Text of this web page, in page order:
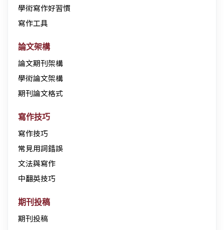
學術寫作好習慣
寫作工具
論文架構
論文期刊架構
學術論文架構
期刊論文格式
寫作技巧
寫作技巧
常見用詞錯誤
文法與寫作
中翻英技巧
期刊投稿
期刊投稿